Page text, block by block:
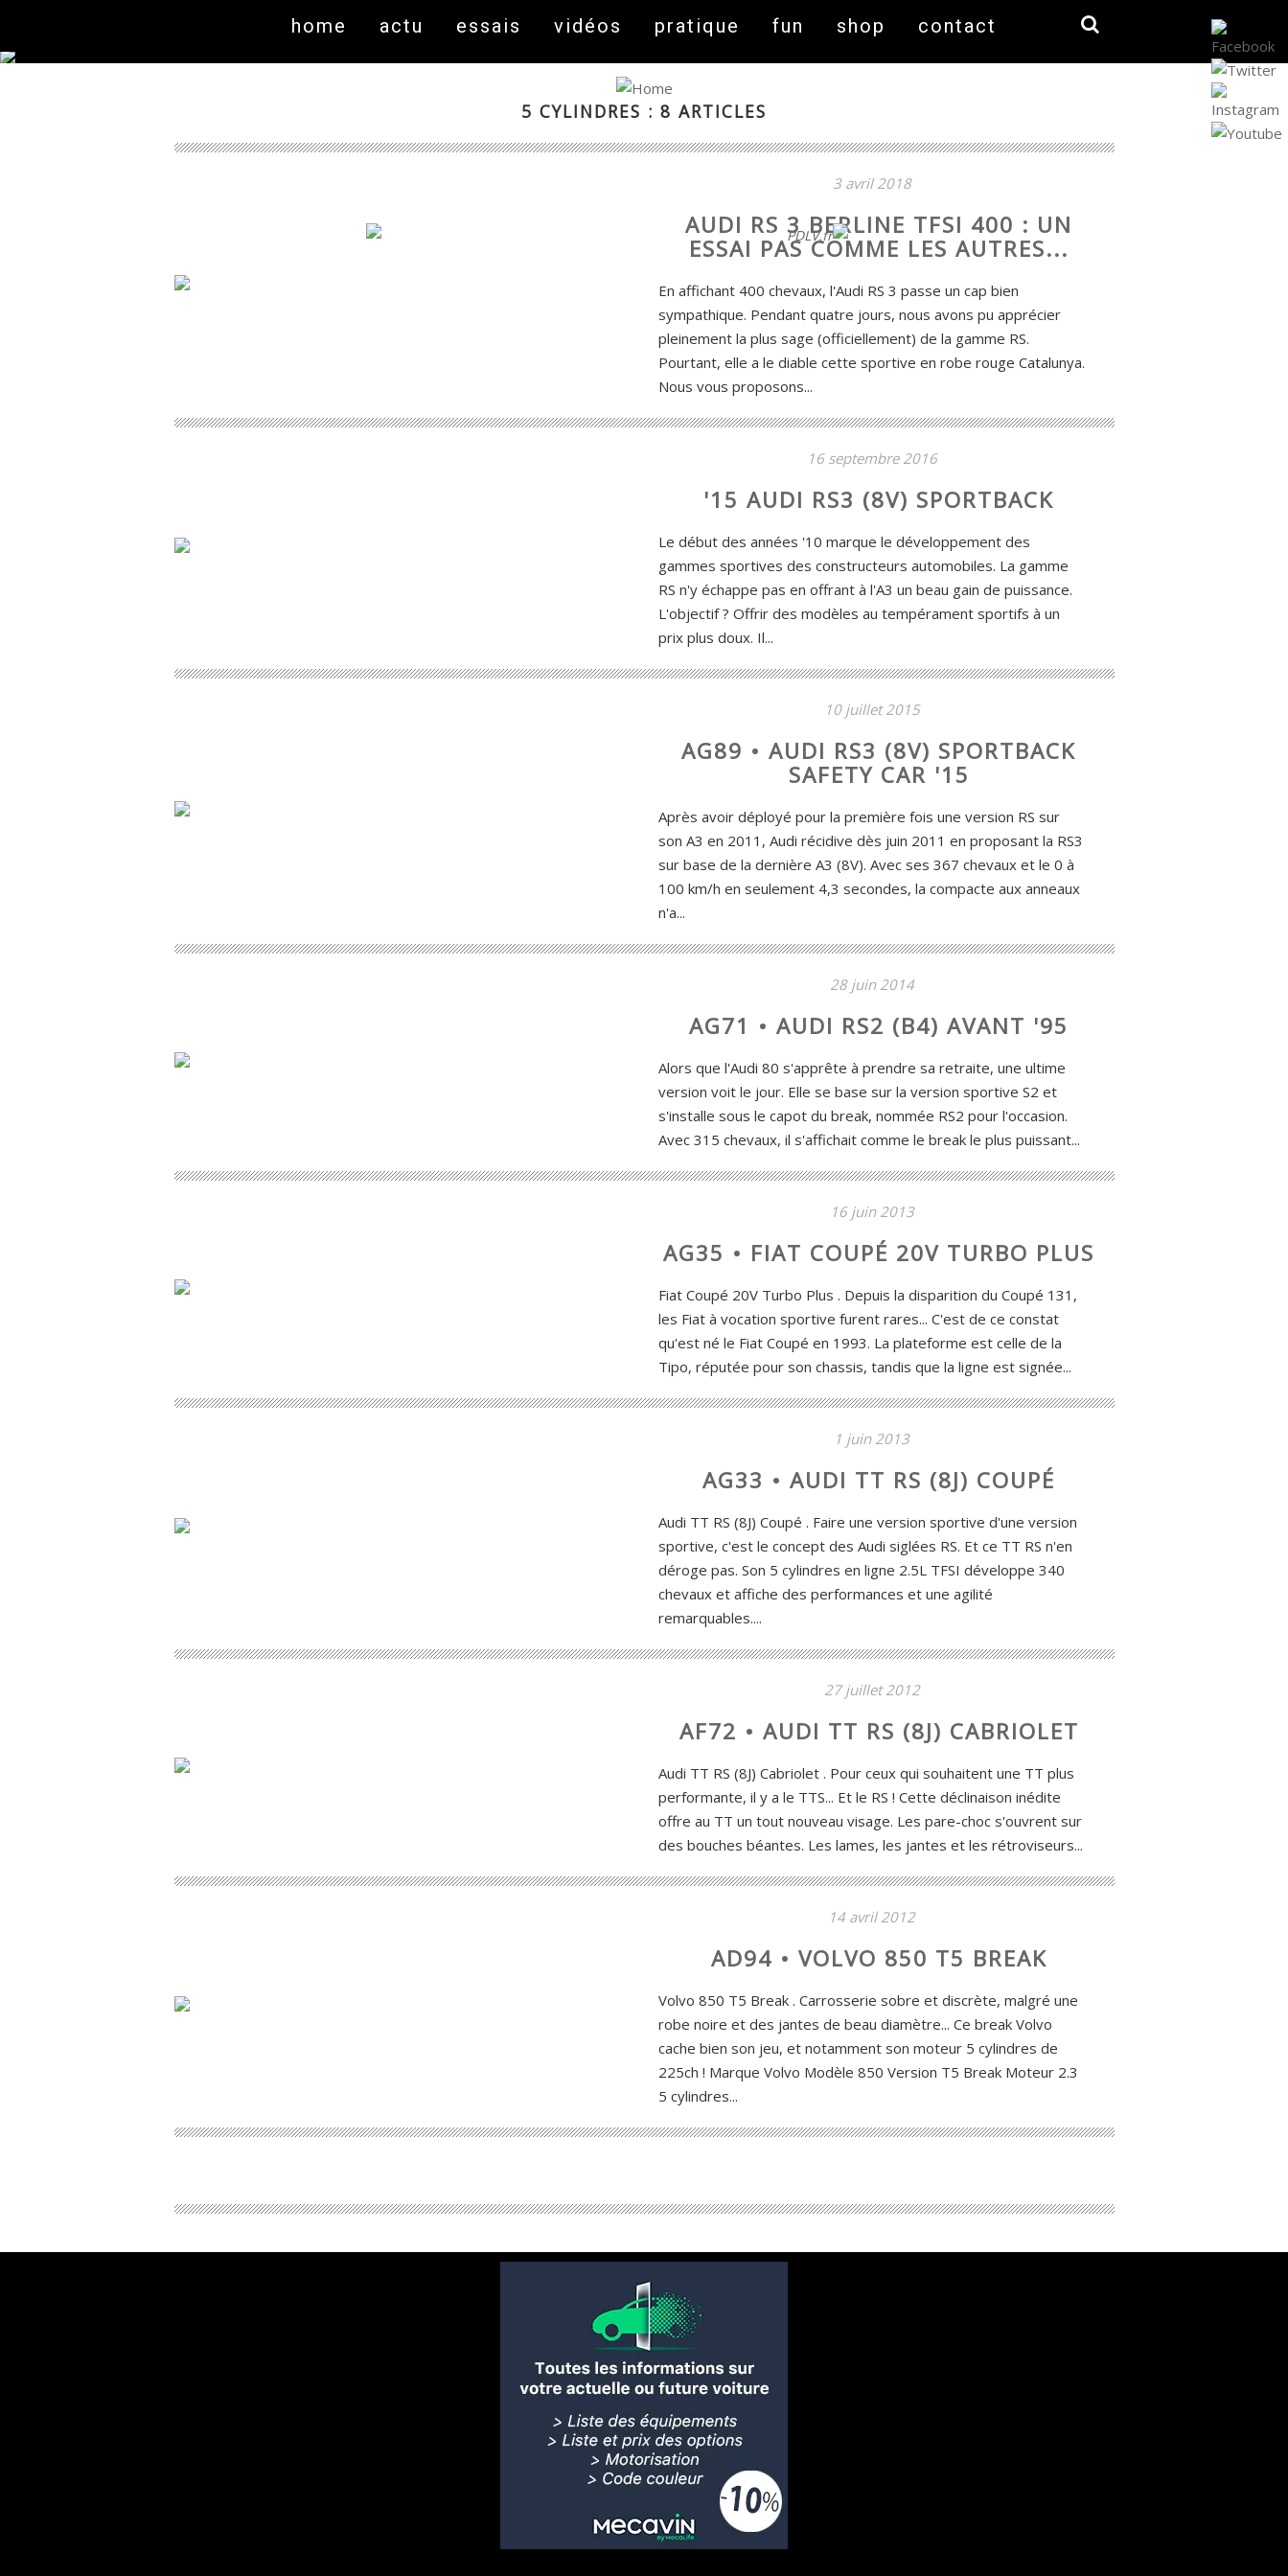
On fait peau neuve ! Découvrez notre nouveau site PDLV.fr
home actu essais vidéos pratique fun shop contact
5 CYLINDRES : 8 ARTICLES
3 avril 2018
AUDI RS 3 BERLINE TFSI 400 : UN
ESSAI PAS COMME LES AUTRES...
En affichant 400 chevaux, l'Audi RS 3 passe un cap bien
sympathique. Pendant quatre jours, nous avons pu apprécier
pleinement la plus sage (officiellement) de la gamme RS.
Pourtant, elle a le diable cette sportive en robe rouge Catalunya.
Nous vous proposons...
16 septembre 2016
'15 AUDI RS3 (8V) SPORTBACK
Le début des années '10 marque le développement des
gammes sportives des constructeurs automobiles. La gamme
RS n'y échappe pas en offrant à l'A3 un beau gain de puissance.
L'objectif ? Offrir des modèles au tempérament sportifs à un
prix plus doux. Il...
10 juillet 2015
AG89 • AUDI RS3 (8V) SPORTBACK
SAFETY CAR '15
Après avoir déployé pour la première fois une version RS sur
son A3 en 2011, Audi récidive dès juin 2011 en proposant la RS3
sur base de la dernière A3 (8V). Avec ses 367 chevaux et le 0 à
100 km/h en seulement 4,3 secondes, la compacte aux anneaux
n'a...
28 juin 2014
AG71 • AUDI RS2 (B4) AVANT '95
Alors que l'Audi 80 s'apprête à prendre sa retraite, une ultime
version voit le jour. Elle se base sur la version sportive S2 et
s'installe sous le capot du break, nommée RS2 pour l'occasion.
Avec 315 chevaux, il s'affichait comme le break le plus puissant...
16 juin 2013
AG35 • FIAT COUPÉ 20V TURBO PLUS
Fiat Coupé 20V Turbo Plus . Depuis la disparition du Coupé 131,
les Fiat à vocation sportive furent rares... C'est de ce constat
qu'est né le Fiat Coupé en 1993. La plateforme est celle de la
Tipo, réputée pour son chassis, tandis que la ligne est signée...
1 juin 2013
AG33 • AUDI TT RS (8J) COUPÉ
Audi TT RS (8J) Coupé . Faire une version sportive d'une version
sportive, c'est le concept des Audi siglées RS. Et ce TT RS n'en
déroge pas. Son 5 cylindres en ligne 2.5L TFSI développe 340
chevaux et affiche des performances et une agilité
remarquables....
27 juillet 2012
AF72 • AUDI TT RS (8J) CABRIOLET
Audi TT RS (8J) Cabriolet . Pour ceux qui souhaitent une TT plus
performante, il y a le TTS... Et le RS ! Cette déclinaison inédite
offre au TT un tout nouveau visage. Les pare-choc s'ouvrent sur
des bouches béantes. Les lames, les jantes et les rétroviseurs...
14 avril 2012
AD94 • VOLVO 850 T5 BREAK
Volvo 850 T5 Break . Carrosserie sobre et discrète, malgré une
robe noire et des jantes de beau diamètre... Ce break Volvo
cache bien son jeu, et notamment son moteur 5 cylindres de
225ch ! Marque Volvo Modèle 850 Version T5 Break Moteur 2.3
5 cylindres...